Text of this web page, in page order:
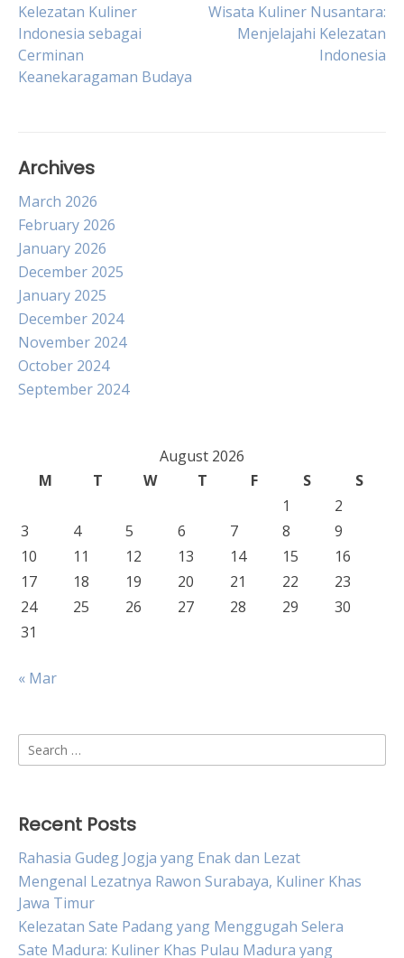
Post
navigation
Kelezatan Kuliner
Indonesia sebagai
Cerminan
Keanekaragaman Budaya
Wisata Kuliner Nusantara:
Menjelajahi Kelezatan
Indonesia
Archives
March 2026
February 2026
January 2026
December 2025
January 2025
December 2024
November 2024
October 2024
September 2024
August 2026
M
T W T F S
S
1
2
3
4 5 6 7 8
9
10
11 12 13 14 15
16
17
18 19 20 21 22
23
24
25 26 27 28 29
30
31
« Mar
Search
for:
Recent Posts
Rahasia Gudeg Jogja yang Enak dan Lezat
Mengenal Lezatnya Rawon Surabaya, Kuliner Khas
Jawa Timur
Kelezatan Sate Padang yang Menggugah Selera
Sate Madura: Kuliner Khas Pulau Madura yang